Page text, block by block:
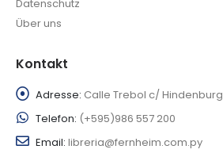
Datenschutz
Über uns
Kontakt
Adresse: Calle Trebol c/ Hindenburg
Telefon: (+595)986 557 200
Email: libreria@fernheim.com.py